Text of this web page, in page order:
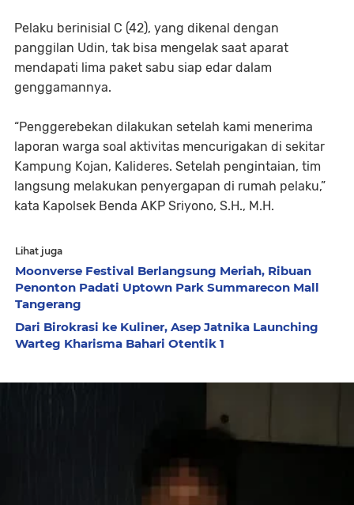
Pelaku berinisial C (42), yang dikenal dengan
panggilan Udin, tak bisa mengelak saat aparat
mendapati lima paket sabu siap edar dalam
genggamannya.
“Penggerebekan dilakukan setelah kami menerima
laporan warga soal aktivitas mencurigakan di sekitar
Kampung Kojan, Kalideres. Setelah pengintaian, tim
langsung melakukan penyergapan di rumah pelaku,”
kata Kapolsek Benda AKP Sriyono, S.H., M.H.
Lihat juga
Moonverse Festival Berlangsung Meriah, Ribuan
Penonton Padati Uptown Park Summarecon Mall
Tangerang
Dari Birokrasi ke Kuliner, Asep Jatnika Launching
Warteg Kharisma Bahari Otentik 1